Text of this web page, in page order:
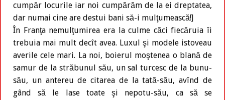
cumpăr locurile iar noi cumpărăm de la ei dreptatea,
dar numai cine are destui bani să-i mulţumească!]
În Franţa nemulţumirea era la culme căci fiecăruia îi
trebuia mai mult decît avea. Luxul şi modele istoveau
averile cele mari. La noi, boierul moştenea o blană de
samur de la străbunul său, un sal turcesc de la bunu-
său, un antereu de citarea de la tată-său, avînd de
gând să le lase toate şi nepotu-său, ca să se